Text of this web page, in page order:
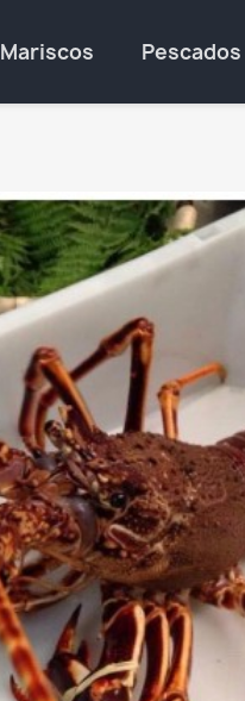
Mariscos Pescados